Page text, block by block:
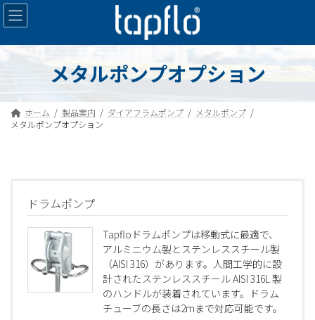
コ
ン
ン
キ
ナ
ビ
ー
に
メタルポンプオプション
ホーム 製品案内 ダイアフラムポンプ
メタルポンプ
メタルポンプオプション
ドラムポンプ
Tapfloドラムポンプは移動式に最適で、
アルミニウム製とステンレススチール製
（AISI 316）があります。人間工学的に設
計されたステンレススチール AISI 316L 製
のハンドルが装着されています。ドラム
チューブの長さは2mまで対応可能です。